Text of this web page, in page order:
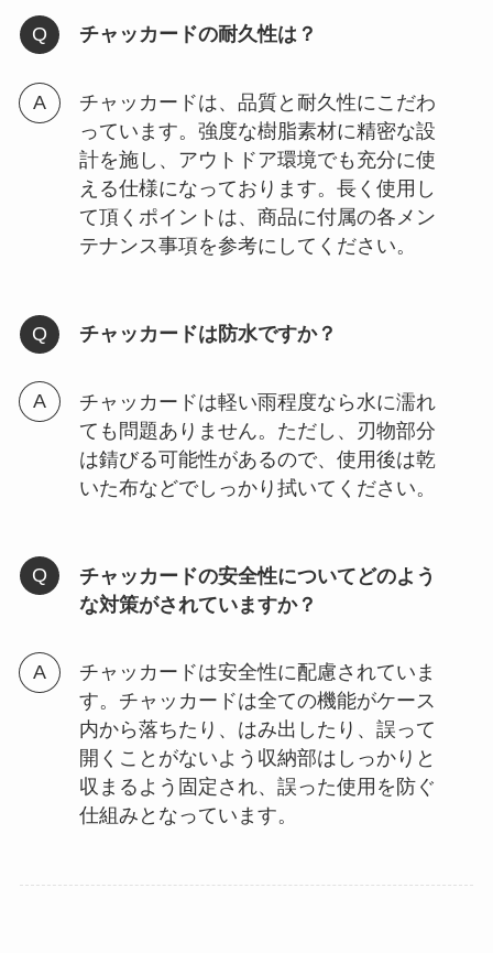
チャッカードの耐久性は？
チャッカードは、品質と耐久性にこだわ
っています。強度な樹脂素材に精密な設
計を施し、アウトドア環境でも充分に使
える仕様になっております。長く使用し
て頂くポイントは、商品に付属の各メン
テナンス事項を参考にしてください。
チャッカードは防水ですか？
チャッカードは軽い雨程度なら水に濡れ
ても問題ありません。ただし、刃物部分
は錆びる可能性があるので、使用後は乾
いた布などでしっかり拭いてください。
チャッカードの安全性についてどのよう
な対策がされていますか？
チャッカードは安全性に配慮されていま
す。チャッカードは全ての機能がケース
内から落ちたり、はみ出したり、誤って
開くことがないよう収納部はしっかりと
収まるよう固定され、誤った使用を防ぐ
仕組みとなっています。